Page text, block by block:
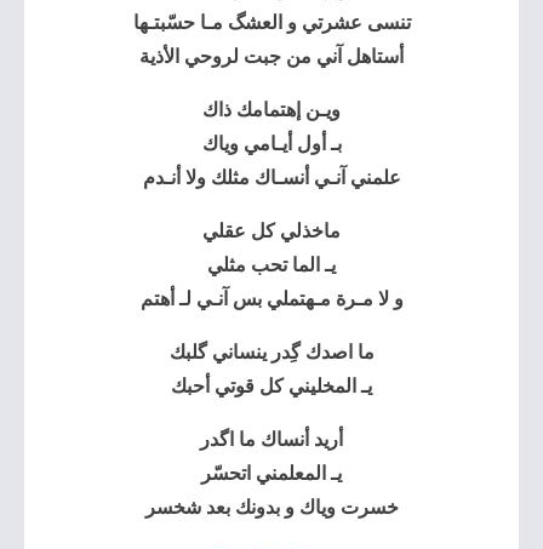
تنسى عشرتي و العشگ مـا حسّبتـها
أستاهل آني من جبت لروحي الأذية
ويـن إهتمامك ذاك
بـ أول أيـامي وياك
علمني آنـي أنسـاك مثلك ولا أنـدم
ماخذلي كل عقلي
يـ الما تحب مثلي
و لا مـرة مـهتملي بس آنـي لـ أهتم
ما اصدك گِدر ينساني گلبك
يـ المخليني كل قوتي أحبك
أريد أنساك ما اگدر
يـ المعلمني اتحسّر
خسرت وياك و بدونك بعد شخسر